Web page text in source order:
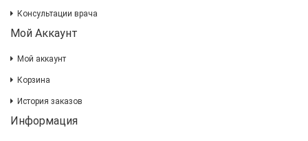
Консультации врача
Мой Аккаунт
Мой аккаунт
Корзина
История заказов
Информация